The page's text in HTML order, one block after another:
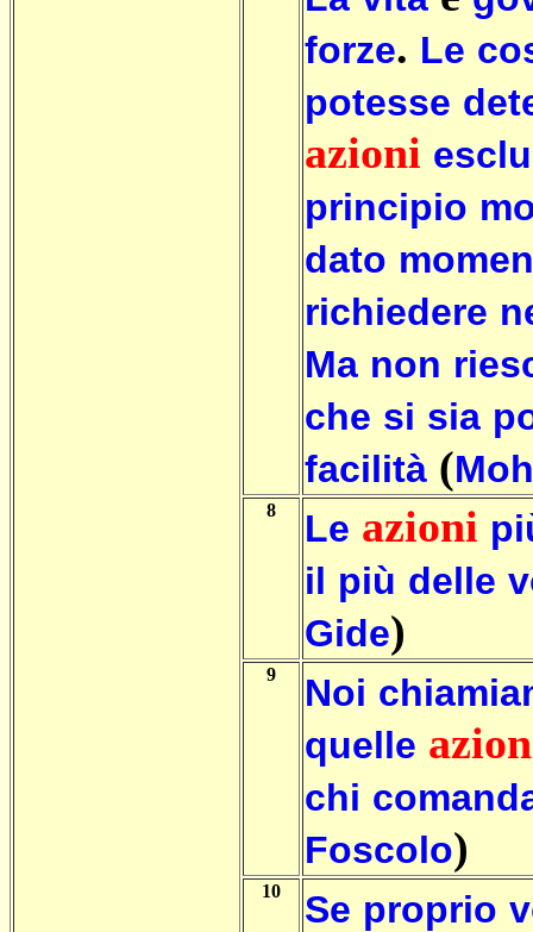
forze. Le
potesse
azioni
principio
dato
richiedere
Ma non
che si sia
facilità (
8 Le azioni
il più delle
Gide)
9 Noi
quelle
chi
Foscolo)
10 Se proprio